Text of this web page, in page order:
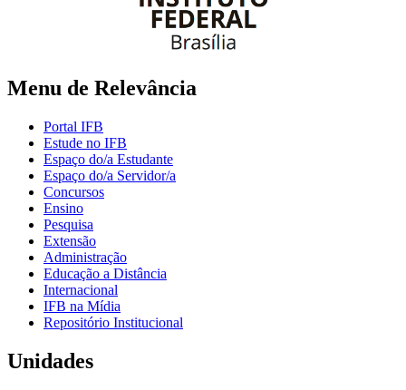
Menu de Relevância
Portal IFB
Estude no IFB
Espaço do/a Estudante
Espaço do/a Servidor/a
Concursos
Ensino
Pesquisa
Extensão
Administração
Educação a Distância
Internacional
IFB na Mídia
Repositório Institucional
Unidades